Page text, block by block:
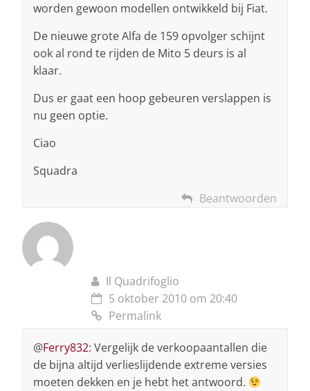
worden gewoon modellen ontwikkeld bij Fiat.
De nieuwe grote Alfa de 159 opvolger schijnt
ook al rond te rijden de Mito 5 deurs is al
klaar.
Dus er gaat een hoop gebeuren verslappen is
nu geen optie.
Ciao
Squadra
Beantwoorden
Il Quadrifoglio
5 oktober 2010 om 20:40
Permalink
@Ferry832: Vergelijk de verkoopaantallen die
de bijna altijd verlieslijdende extreme versies
moeten dekken en je hebt het antwoord.